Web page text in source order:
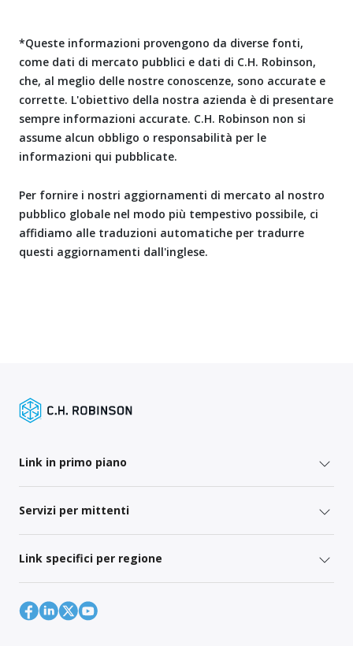
*Queste informazioni provengono da diverse fonti,
come dati di mercato pubblici e dati di C.H. Robinson,
che, al meglio delle nostre conoscenze, sono accurate e
corrette. L'obiettivo della nostra azienda è di presentare
sempre informazioni accurate. C.H. Robinson non si
assume alcun obbligo o responsabilità per le
informazioni qui pubblicate.
Per fornire i nostri aggiornamenti di mercato al nostro
pubblico globale nel modo più tempestivo possibile, ci
affidiamo alle traduzioni automatiche per tradurre
questi aggiornamenti dall'inglese.
Link in primo piano
Servizi per mittenti
Link specifici per regione